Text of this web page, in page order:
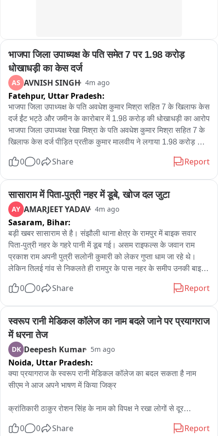
भाजपा जिला उपाध्यक्ष के पति समेत 7 पर 1.98 करोड़
धोखाधड़ी का केस दर्ज
AS AVNISH SINGH 4m ago
Fatehpur, Uttar Pradesh:
भाजपा जिला उपाध्यक्ष के पति अवधेश कुमार मिश्रा सहित 7 के खिलाफ केस
दर्ज ईंट भट्ठे और जमीन के कारोबार में 1.98 करोड़ की धोखाधड़ी का आरोप
भाजपा जिला उपाध्यक्ष रेखा मिश्रा के पति अवधेश कुमार मिश्रा सहित 7 के
खिलाफ केस दर्ज पीड़ित प्रतीक कुमार मालवीय ने लगाया 1.98 करोड़ की
लिए 98 लाख निवेश का दावा केस दर्ज कर जांच पड़ताल में जुटी पुलिस
0 0 Share Report
सासाराम में पिता-पुत्री नहर में डूबे, खोज दल जुटा
AY AMARJEET YADAV 4m ago
Sasaram, Bihar:
बड़ी खबर सासाराम से है। संझौली थाना क्षेत्र के रामपुर में बाइक सवार
पिता-पुत्री नहर के गहरे पानी में डूब गई। असम राइफल्स के जवान राम
प्रकाश राम अपनी पुत्री सलोनी कुमारी को लेकर गुप्ता धाम जा रहे थे।
लेकिन तिलई गांव से निकलते ही रामपुर के पास नहर के समीप उनकी बाइक
डूब गए। रामप्रकाश राम असम राइफल्स में कार्यरत हैं और छुट्टी पर घर
गए। संझौली थाना पुलिस मौके पर पहुंच गई है। स्थानीय गोताखोर एवं
ग्रामीण युवक दोनों को तलाश में पानी में उतरे हुए हैं। पानी का बहाव कम
नहीं हो रहा है, जिससे बचाव और तलाशी में परेशानी हो रही है।
0 0 Share Report
स्वरूप रानी मेडिकल कॉलेज का नाम बदले जाने पर प्रयागराज
में धरना तेज
DK Deepesh Kumar 5m ago
Noida, Uttar Pradesh:
क्या प्रयागराज के स्वरूप रानी मेडिकल कॉलेज का बदल सकता है नाम
सीएम ने आज अपने भाषण में किया जिक्र
क्रांतिकारी ठाकुर रोशन सिंह के नाम को विपक्ष ने रखा लोगों से दूर
विपक्ष ने संस्थानों का नाम क्रांतिकारियों के नाम से नहीं रखा
0 0 Share Report